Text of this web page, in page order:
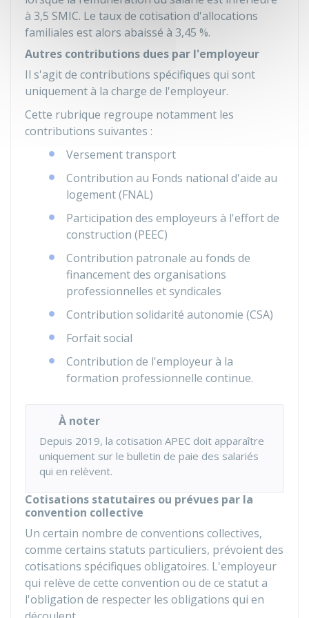
à 3,5 SMIC. Le taux de cotisation d'allocations
familiales est alors abaissé à 3,45 %.
Autres contributions dues par l'employeur
Il s'agit de contributions spécifiques qui sont
uniquement à la charge de l'employeur.
Cette rubrique regroupe notamment les
contributions suivantes :
Versement transport
Contribution au Fonds national d'aide au
logement (FNAL)
Participation des employeurs à l'effort de
construction (PEEC)
Contribution patronale au fonds de
financement des organisations
professionnelles et syndicales
Contribution solidarité autonomie (CSA)
Forfait social
Contribution de l'employeur à la
formation professionnelle continue.
À noter
Depuis 2019, la cotisation APEC doit apparaître
uniquement sur le bulletin de paie des salariés
qui en relèvent.
Cotisations statutaires ou prévues par la
convention collective
Un certain nombre de conventions collectives,
comme certains statuts particuliers, prévoient des
cotisations spécifiques obligatoires. L'employeur
qui relève de cette convention ou de ce statut a
l'obligation de respecter les obligations qui en